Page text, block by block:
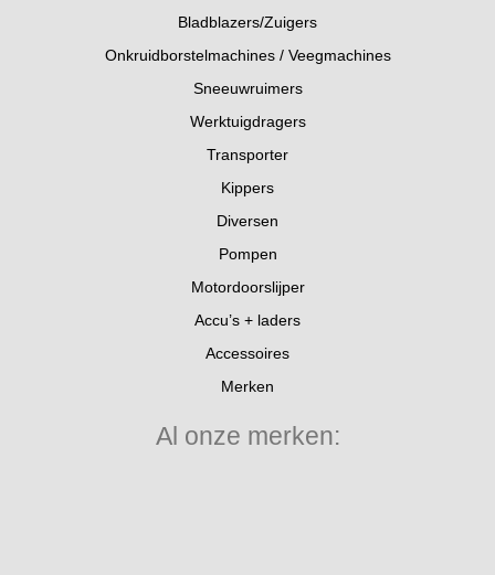
Bladblazers/Zuigers
Onkruidborstelmachines / Veegmachines
Sneeuwruimers
Werktuigdragers
Transporter
Kippers
Diversen
Pompen
Motordoorslijper
Accu’s + laders
Accessoires
Merken
Al onze merken: